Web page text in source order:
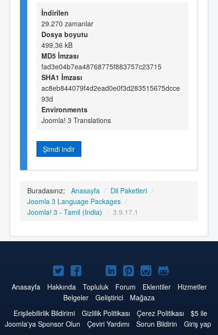
İndirilen
29.270 zamanlar
Dosya boyutu
499,36 kB
MD5 İmzası
fad3e04b7ea48768775f883757c23715
SHA1 İmzası
ac8eb844079f4d2ead0e0f3d283515675dcce
93d
Environments
Joomla! 3 Translations
Şimdi indir
Buradasınız: Anasayfa / Dil Paketleri /
Joomla 3 Language Packages /
Joomla! 3 - Tamil (India) / 3.9.17.1
Twitter'da
Joomla
Facebook'da
Joomla
YouTube'da
Joomla
LinkedIn'de
Joomla
Pinterest'de
Joomla
Instagram'da
Joomla
GitHub'da
Joomla
Anasayfa Hakkında Topluluk Forum Eklentiler
Hizmetler
Belgeler
Geliştirici
Mağaza
Erişilebilirlik Bildirimi
Gizlilik Politikası Çerez Politikası
$5 ile
Joomla'ya Sponsor Olun
Çeviri Yardımı Sorun Bildirin
Giriş yap